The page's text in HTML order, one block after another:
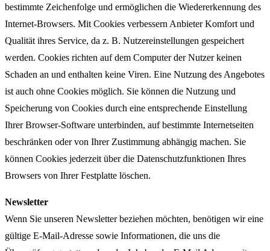
bestimmte Zeichenfolge und ermöglichen die Wiedererkennung des
Internet-Browsers. Mit Cookies verbessern Anbieter Komfort und
Qualität ihres Service, da z. B. Nutzereinstellungen gespeichert
werden. Cookies richten auf dem Computer der Nutzer keinen
Schaden an und enthalten keine Viren. Eine Nutzung des Angebotes
ist auch ohne Cookies möglich. Sie können die Nutzung und
Speicherung von Cookies durch eine entsprechende Einstellung
Ihrer Browser-Software unterbinden, auf bestimmte Internetseiten
beschränken oder von Ihrer Zustimmung abhängig machen. Sie
können Cookies jederzeit über die Datenschutzfunktionen Ihres
Browsers von Ihrer Festplatte löschen.
Newsletter
Wenn Sie unseren Newsletter beziehen möchten, benötigen wir eine
gültige E-Mail-Adresse sowie Informationen, die uns die